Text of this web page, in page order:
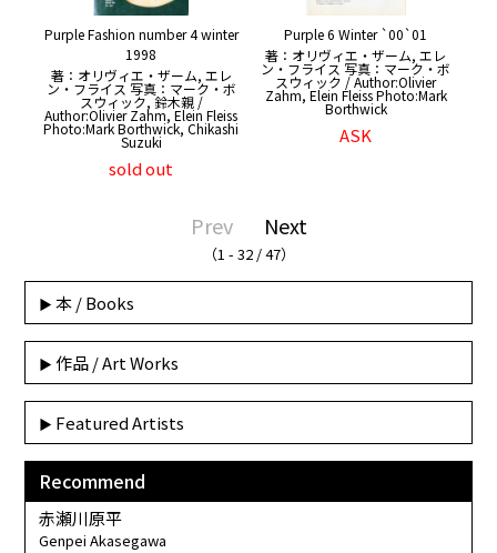
Purple Fashion number 4 winter
1998
著：オリヴィエ・ザーム, エレ
ン・フライス 写真：マーク・ボ
スウィック, 鈴木親 /
Author:Olivier Zahm, Elein Fleiss
Photo:Mark Borthwick, Chikashi
Suzuki
sold out
Purple 6 Winter `00`01
著：オリヴィエ・ザーム, エレ
ン・フライス 写真：マーク・ボ
スウィック / Author:Olivier
Zahm, Elein Fleiss Photo:Mark
Borthwick
ASK
Prev Next
（1 - 32 / 47）
本 / Books
作品 / Art Works
Featured Artists
Recommend
赤瀬川原平
Genpei Akasegawa